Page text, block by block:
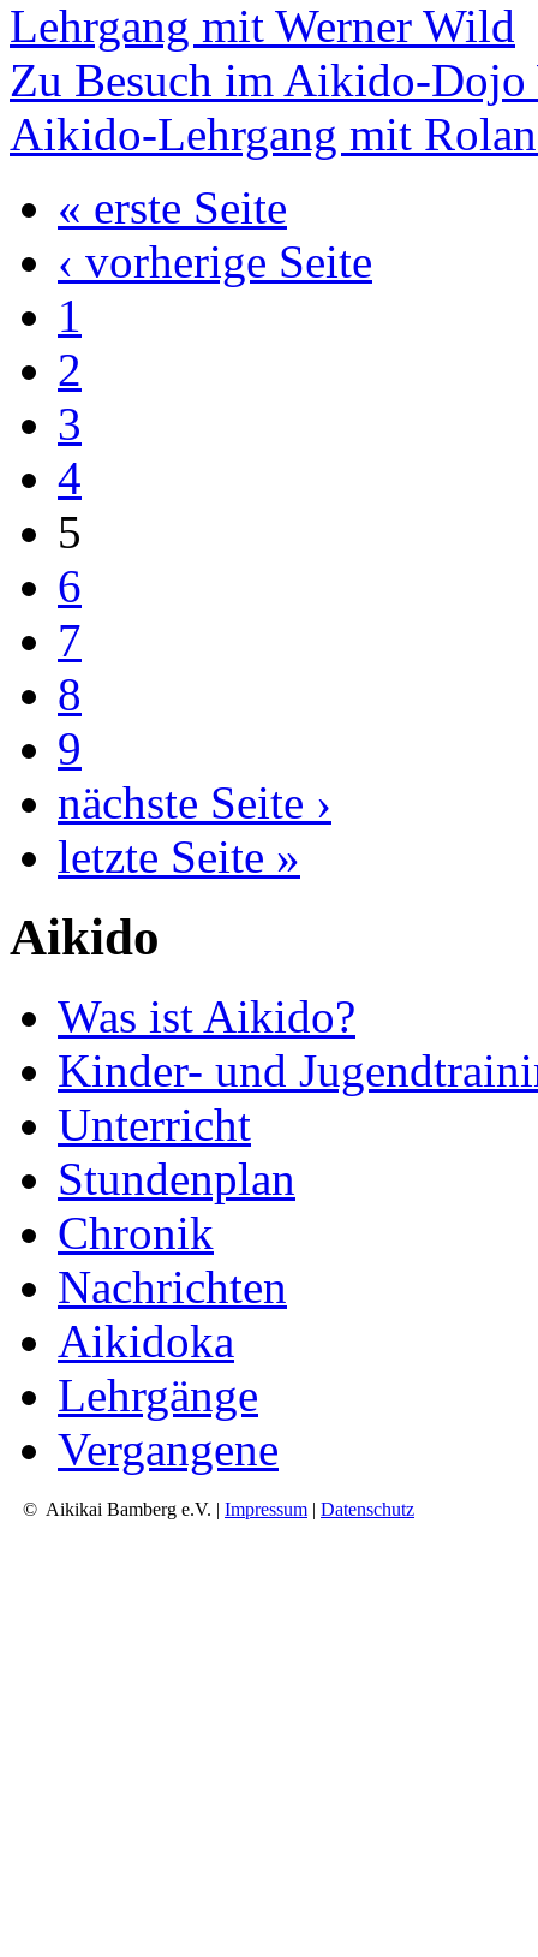
Lehrgang mit Werner Wild
Zu Besuch im Aikido-Dojo
Aikido-Lehrgang mit
Seiten« erste Seite
‹ vorherige Seite
1
2
3
4
5
6
7
8
9
nächste Seite ›
letzte Seite »
Aikido
Was ist Aikido?
Kinder- und
Unterricht
Stundenplan
Chronik
Nachrichten
Aikidoka
Lehrgänge
Vergangene
© Aikikai Bamberg e.V. | Impressum | Datenschutz